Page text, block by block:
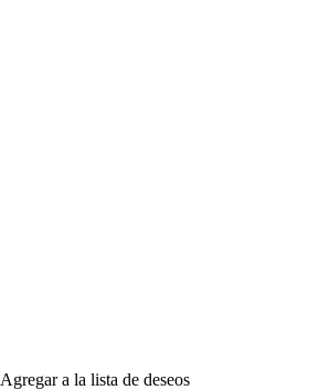
Agregar a la lista de deseos